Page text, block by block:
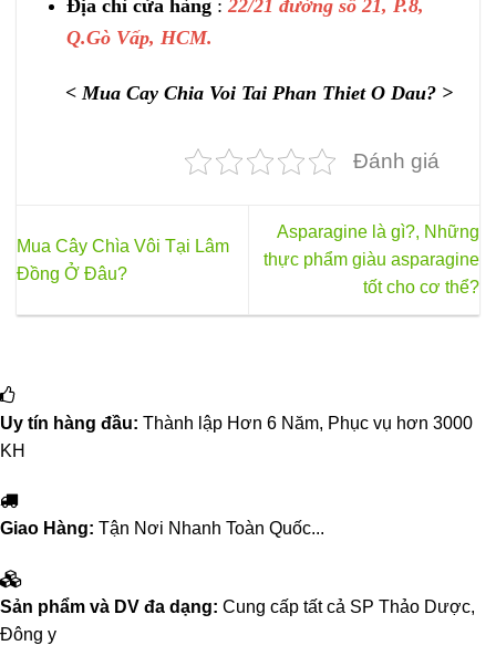
Địa chỉ cửa hàng:22/21 đường số 21, P.8,
Q.Gò Vấp, HCM.
< Mua Cay Chia Voi Tai Phan Thiet O Dau? >
Đánh giá
Mua Cây Chìa Vôi Tại Lâm
Đồng Ở Đâu?
Asparagine là gì?, Những
thực phẩm giàu asparagine
tốt cho cơ thể?
Uy tín hàng đầu: Thành lập Hơn 6 Năm, Phục vụ hơn 3000
KH
Giao Hàng: Tận Nơi Nhanh Toàn Quốc...
Sản phẩm và DV đa dạng: Cung cấp tất cả SP Thảo Dược,
Đông y